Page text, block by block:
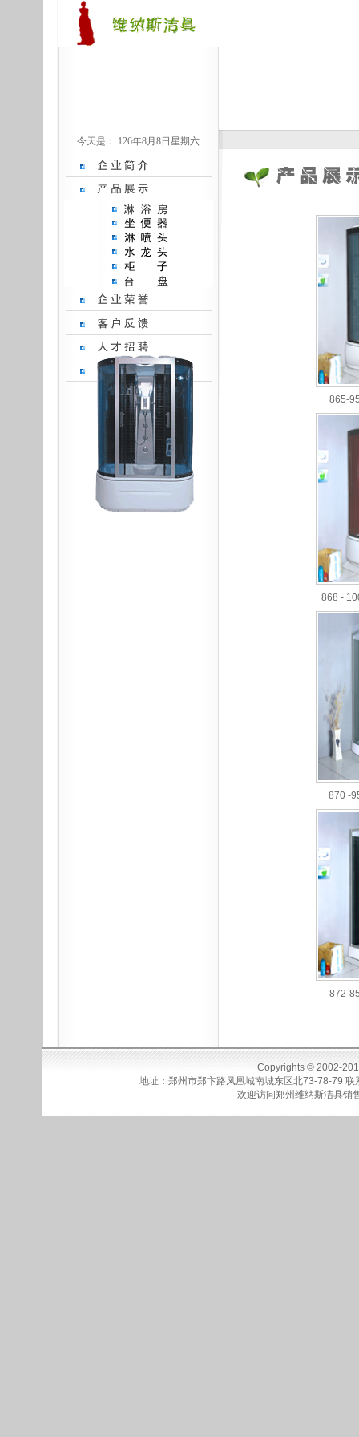
今天是： 126年8月8日星期六
865-
868 -
870 -
872-
Copyrights © 2002-
地址：郑州市郑卞路凤凰城南城东区北73-78-79 联
欢迎访问郑州维纳斯洁具销